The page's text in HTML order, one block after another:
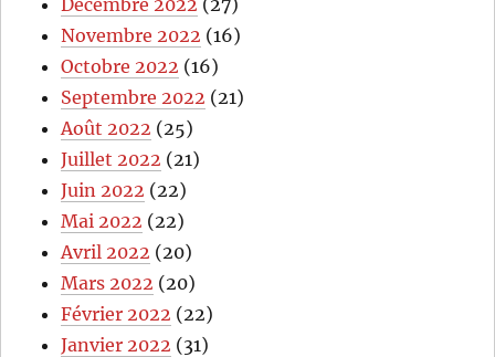
Novembre 2022 (16)
Octobre 2022 (16)
Septembre 2022 (21)
Août 2022 (25)
Juillet 2022 (21)
Juin 2022 (22)
Mai 2022 (22)
Avril 2022 (20)
Mars 2022 (20)
Février 2022 (22)
Janvier 2022 (31)